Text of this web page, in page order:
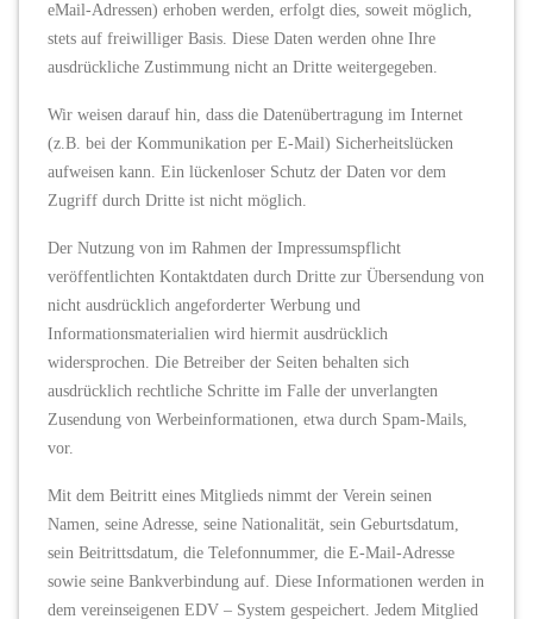
eMail-Adressen) erhoben werden, erfolgt dies, soweit möglich,
stets auf freiwilliger Basis. Diese Daten werden ohne Ihre
ausdrückliche Zustimmung nicht an Dritte weitergegeben.
Wir weisen darauf hin, dass die Datenübertragung im Internet
(z.B. bei der Kommunikation per E-Mail) Sicherheitslücken
aufweisen kann. Ein lückenloser Schutz der Daten vor dem
Zugriff durch Dritte ist nicht möglich.
Der Nutzung von im Rahmen der Impressumspflicht
veröffentlichten Kontaktdaten durch Dritte zur Übersendung von
nicht ausdrücklich angeforderter Werbung und
Informationsmaterialien wird hiermit ausdrücklich
widersprochen. Die Betreiber der Seiten behalten sich
ausdrücklich rechtliche Schritte im Falle der unverlangten
Zusendung von Werbeinformationen, etwa durch Spam-Mails,
vor.
Mit dem Beitritt eines Mitglieds nimmt der Verein seinen
Namen, seine Adresse, seine Nationalität, sein Geburtsdatum,
sein Beitrittsdatum, die Telefonnummer, die E-Mail-Adresse
sowie seine Bankverbindung auf. Diese Informationen werden in
dem vereinseigenen EDV – System gespeichert. Jedem Mitglied